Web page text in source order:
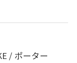
/ ポーター